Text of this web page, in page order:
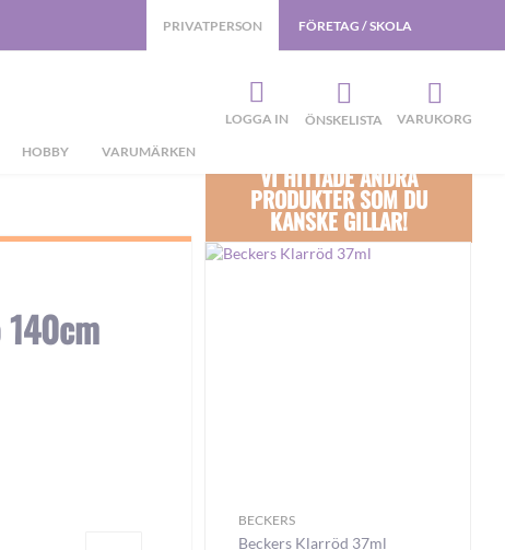
HOBBY VARUMÄRKEN
PRIVATPERSON FÖRETAG / SKOLA
LOGGA IN ÖNSKELISTA VARUKORG
VI HITTADE ANDRA
PRODUKTER SOM DU
KANSKE GILLAR!
BECKERS
Beckers Klarröd 37ml